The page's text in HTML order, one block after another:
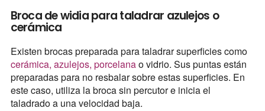
Broca de widia para taladrar azulejos o
cerámica
Existen brocas preparada para taladrar superficies como
cerámica, azulejos, porcelanao vidrio. Sus puntas están
preparadas para no resbalar sobre estas superficies. En
este caso, utiliza la broca sin percutor e inicia el
taladrado a una velocidad baja.